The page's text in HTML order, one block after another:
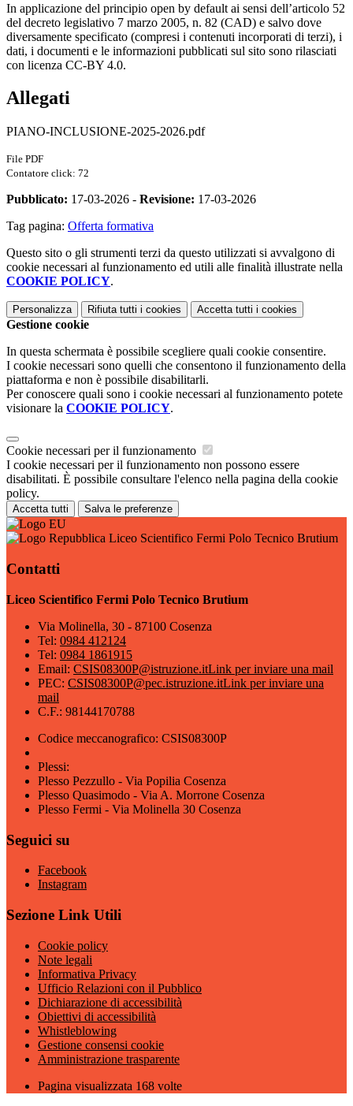
In applicazione del principio open by default ai sensi dell’articolo 52
del decreto legislativo 7 marzo 2005, n. 82 (CAD) e salvo dove
diversamente specificato (compresi i contenuti incorporati di terzi), i
dati, i documenti e le informazioni pubblicati sul sito sono rilasciati
con licenza CC-BY 4.0.
Allegati
PIANO-INCLUSIONE-2025-2026.pdf
File PDF
Contatore click: 72
Pubblicato: 17-03-2026 - Revisione: 17-03-2026
Tag pagina: Offerta formativa
Questo sito o gli strumenti terzi da questo utilizzati si avvalgono di
cookie necessari al funzionamento ed utili alle finalità illustrate nella
COOKIE POLICY.
Personalizza Rifiuta tutti i cookies Accetta tutti i cookies
Gestione cookie
In questa schermata è possibile scegliere quali cookie consentire.
I cookie necessari sono quelli che consentono il funzionamento della
piattaforma e non è possibile disabilitarli.
Per conoscere quali sono i cookie necessari al funzionamento potete
visionare la COOKIE POLICY.
Cookie necessari per il funzionamento
I cookie necessari per il funzionamento non possono essere
disabilitati. È possibile consultare l'elenco nella pagina della cookie
policy.
Accetta tutti Salva le preferenze
Liceo Scientifico Fermi Polo Tecnico Brutium
Contatti
Liceo Scientifico Fermi Polo Tecnico Brutium
Via Molinella, 30 - 87100 Cosenza
Tel: 0984 412124
Tel: 0984 1861915
Email: CSIS08300P@istruzione.itLink per inviare una mail
PEC: CSIS08300P@pec.istruzione.itLink per inviare una
mail
C.F.: 98144170788
Codice meccanografico: CSIS08300P
Plessi:
Plesso Pezzullo - Via Popilia Cosenza
Plesso Quasimodo - Via A. Morrone Cosenza
Plesso Fermi - Via Molinella 30 Cosenza
Seguici su
Facebook
Instagram
Sezione Link Utili
Cookie policy
Note legali
Informativa Privacy
Ufficio Relazioni con il Pubblico
Dichiarazione di accessibilità
Obiettivi di accessibilità
Whistleblowing
Gestione consensi cookie
Amministrazione trasparente
Pagina visualizzata 168 volte